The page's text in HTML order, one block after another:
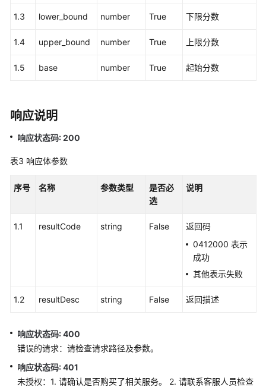
中
配
类
动
席
双
能
音
功
能
集
1.3 lower_bound number True 下限分数
1.4 upper_bound number True 上限分数
1.5 base number True 起始分数
响应说明
响应状态码: 200
表3 响应体参数
序号 名称 参数类型
是否必
选
说明
1.1 resultCode string False
返回码
0412000 表示
成功
其他表示失败
1.2 resultDesc string False 返回描述
响应状态码: 400
错误的请求：请检查请求路径及参数。
响应状态码: 401
未授权：1. 请确认是否购买了相关服务。 2. 请联系客服人员检查